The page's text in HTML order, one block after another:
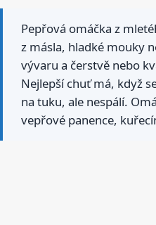
Pepřová omáčka z
z másla, hladké mouky
vývaru a čerstvě nebo
Nejlepší chuť má, když
na tuku, ale nespálí.
vepřové panence,